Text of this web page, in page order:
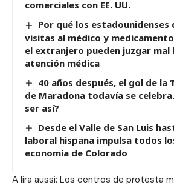
comerciales con EE. UU.
Por qué los estadounidenses
visitas al médico y
el extranjero pueden juzgar mal
atención médica
40 años después, el gol de la
de Maradona todavía se
ser así?
Desde el Valle de San Luis
laboral hispana impulsa todos
economía de Colorado
A lira aussi: Los centros de protesta